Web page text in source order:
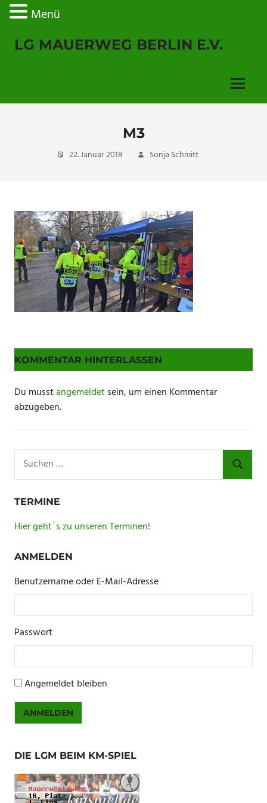
InhaltLG MAUERWEG BERLIN E.V.
Menu
M3
22. Januar 2018 Sonja Schmitt
KOMMENTAR HINTERLASSEN
Du musstangemeldetsein, um einen Kommentar
abzugeben.
nach:
SUCHEN
TERMINE
Hier geht´s zu unseren Terminen!
ANMELDEN
Benutzername oder E-Mail-Adresse
Passwort
Angemeldet bleiben
ANMELDEN
DIE LGM BEIM KM-SPIEL
Menü